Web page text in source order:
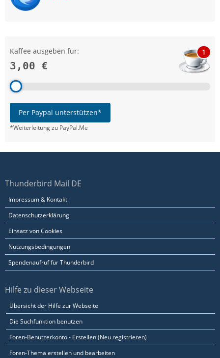
Kaffee ausgeben für:
3,00 €
1
Per Paypal unterstützen*
*Weiterleitung zu PayPal.Me
Thunderbird Mail DE
Impressum & Kontakt
Datenschutzerklärung
Einsatz von Cookies
Nutzungsbedingungen
Spendenaufruf für Thunderbird
Hilfe zu dieser Webseite
Übersicht der Hilfe zur Webseite
Die Suchfunktion benutzen
Foren-Benutzerkonto - Erstellen (Neu registrieren)
Foren-Thema erstellen und bearbeiten